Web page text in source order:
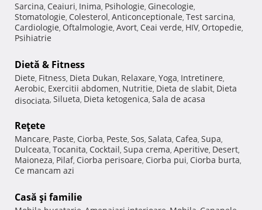
Sarcina, Ceaiuri, Inima, Psihologie, Ginecologie,
Stomatologie, Colesterol, Anticonceptionale, Test sarcina,
Cardiologie, Oftalmologie, Avort, Ceai verde, HIV, Ortopedie,
Psihiatrie
Dietă & Fitness
Diete, Fitness, Dieta Dukan, Relaxare, Yoga, Intretinere,
Aerobic, Exercitii abdomen, Nutritie, Dieta de slabit, Dieta
disociata, Silueta, Dieta ketogenica, Sala de acasa
Reţete
Mancare, Paste, Ciorba, Peste, Sos, Salata, Cafea, Supa,
Dulceata, Tocanita, Cocktail, Supa crema, Aperitive, Desert,
Maioneza, Pilaf, Ciorba perisoare, Ciorba pui, Ciorba burta,
Ce mancam azi
Casă şi familie